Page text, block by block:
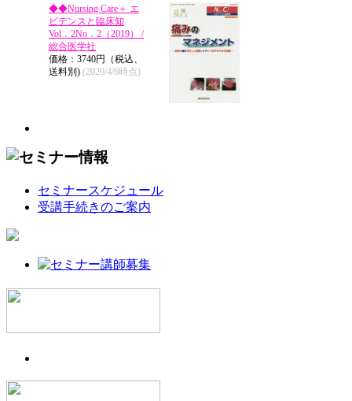
◆◆Nursing Care＋ エ
ビデンスと臨床知
Vol．2No．2（2019） /
総合医学社
価格：3740円（税込、
送料別) (2020/4/6時点)
セミナースケジュール
受講手続きのご案内